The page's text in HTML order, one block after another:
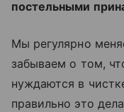
постельными
Мы регулярно
забываем о том,
нуждаются в
правильно это